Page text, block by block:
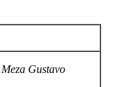
Gustavo